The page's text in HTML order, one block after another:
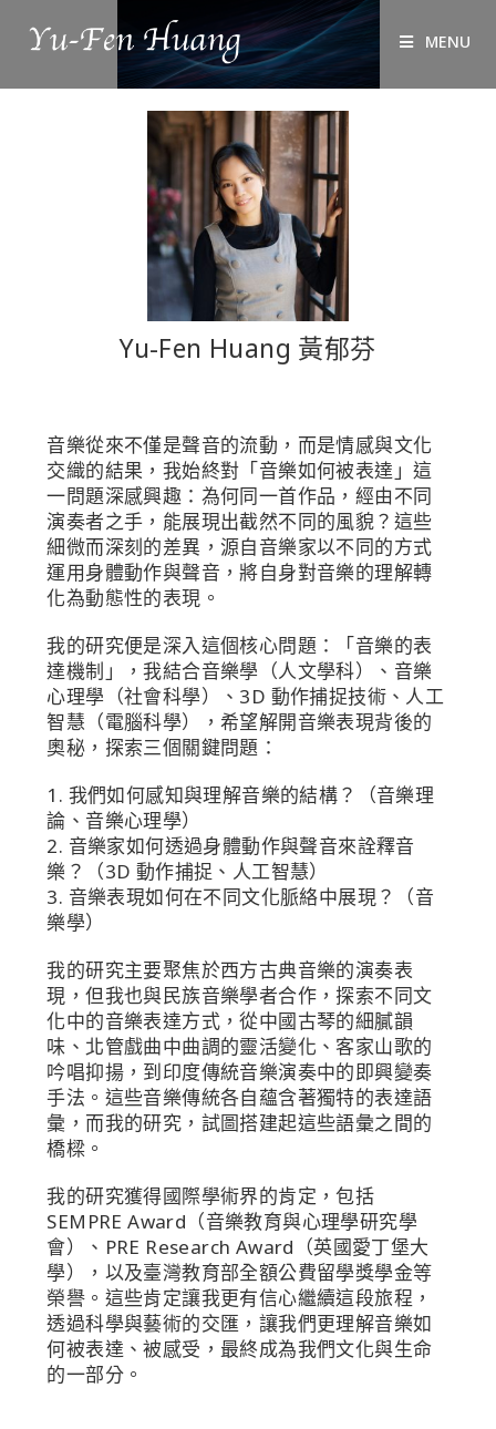
MENU
Yu-Fen Huang 黃郁芬
音樂從來不僅是聲音的流動，而是情感與文化
交織的結果，我始終對「音樂如何被表達」這
一問題深感興趣：為何同一首作品，經由不同
演奏者之手，能展現出截然不同的風貌？這些
細微而深刻的差異，源自音樂家以不同的方式
運用身體動作與聲音，將自身對音樂的理解轉
化為動態性的表現。
我的研究便是深入這個核心問題：「音樂的表
達機制」，我結合音樂學（人文學科）、音樂
心理學（社會科學）、3D 動作捕捉技術、人工
智慧（電腦科學），希望解開音樂表現背後的
奧秘，探索三個關鍵問題：
1. 我們如何感知與理解音樂的結構？（音樂理
論、音樂心理學）
2. 音樂家如何透過身體動作與聲音來詮釋音
樂？（3D 動作捕捉、人工智慧）
3. 音樂表現如何在不同文化脈絡中展現？（音
樂學）
我的研究主要聚焦於西方古典音樂的演奏表
現，但我也與民族音樂學者合作，探索不同文
化中的音樂表達方式，從中國古琴的細膩韻
味、北管戲曲中曲調的靈活變化、客家山歌的
吟唱抑揚，到印度傳統音樂演奏中的即興變奏
手法。這些音樂傳統各自蘊含著獨特的表達語
彙，而我的研究，試圖搭建起這些語彙之間的
橋樑。
我的研究獲得國際學術界的肯定，包括
SEMPRE Award（音樂教育與心理學研究學
會）、PRE Research Award（英國愛丁堡大
學），以及臺灣教育部全額公費留學獎學金等
榮譽。這些肯定讓我更有信心繼續這段旅程，
透過科學與藝術的交匯，讓我們更理解音樂如
何被表達、被感受，最終成為我們文化與生命
的一部分。